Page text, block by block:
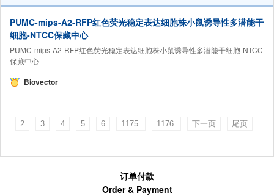
PUMC-mips-A2-RFP红色荧光稳定表达细胞株小鼠诱导性多潜能干
细胞-NTCC保藏中心
PUMC-mips-A2-RFP红色荧光稳定表达细胞株小鼠诱导性多潜能干细胞-NTCC
保藏中心
Biovector
2 3 4 5 6 1175 1176 下一页 尾页
订单付款
Order & Payment